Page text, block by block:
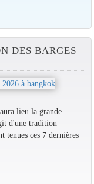
DES BARGES
lieu la grande
d'une tradition
tenues ces 7 dernières